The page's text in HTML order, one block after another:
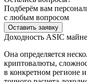
Подберём вам
с любым вопросом
Оставить заявку
Доходность ASIC
Она определяется
криптовалюты,
в конкретном регионе